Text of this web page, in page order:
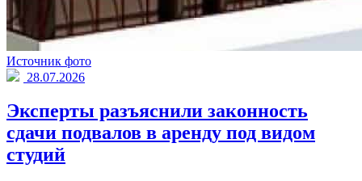
Источник фото
28.07.2026
Эксперты разъяснили законность
сдачи подвалов в аренду под видом
студий